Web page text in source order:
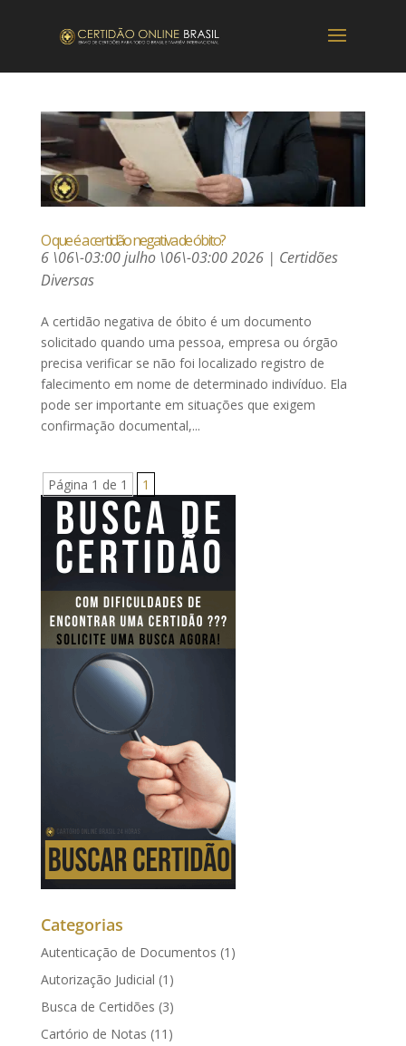
O que é a certidão negativa de óbito?
6 \06\-03:00 julho \06\-03:00 2026| Certidões
Diversas
A certidão negativa de óbito é um documento
solicitado quando uma pessoa, empresa ou órgão
precisa verificar se não foi localizado registro de
falecimento em nome de determinado indivíduo. Ela
pode ser importante em situações que exigem
confirmação documental,...
Página 1 de 1 1
Categorias
Autenticação de Documentos (1)
Autorização Judicial (1)
Busca de Certidões (3)
Cartório de Notas (11)